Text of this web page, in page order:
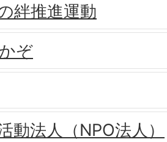
絆推進運動
ぞ
動法人（NPO法人）